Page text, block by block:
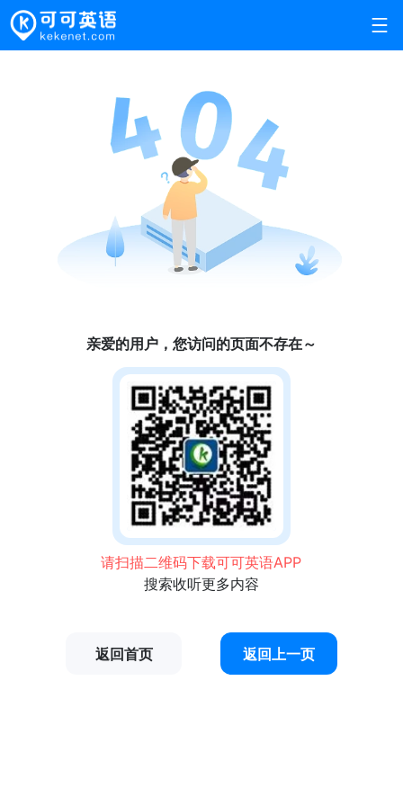
亲爱的用户，您访问的页面不存在～
请扫描二维码下载可可英语APP
搜索收听更多内容
返回首页 返回上一页